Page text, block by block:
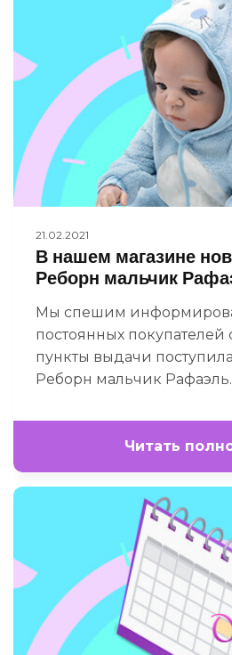
21.02.2021
В нашем магазине
Реборн мальчик
Мы спешим
постоянных покупателей
пункты выдачи
Реборн мальчик Рафаэль.
Читать